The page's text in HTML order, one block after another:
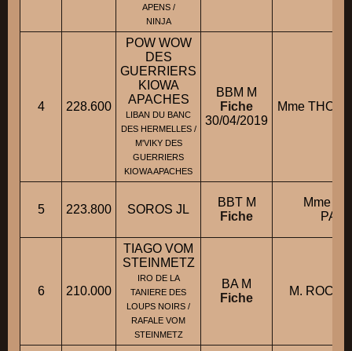
APENS /
NINJA
4 228.600
POW WOW
DES
GUERRIERS
KIOWA
APACHES
LIBAN DU BANC
DES HERMELLES /
M'VIKY DES
GUERRIERS
KIOWA APACHES
BBM M
Fiche
30/04/2019
Mme
5 223.800 SOROS JL
BBT M
Fiche
Mme
6 210.000
TIAGO VOM
STEINMETZ
IRO DE LA
TANIERE DES
LOUPS NOIRS /
RAFALE VOM
STEINMETZ
BA M
Fiche
M.